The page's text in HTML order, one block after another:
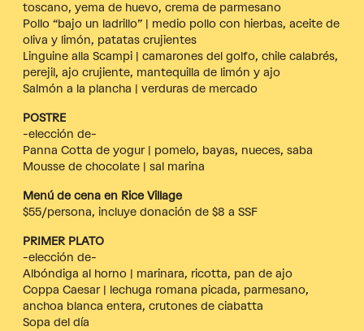
toscano, yema de huevo, crema de parmesano
Pollo “bajo un ladrillo” | medio pollo con hierbas, aceite de
oliva y limón, patatas crujientes
Linguine alla Scampi | camarones del golfo, chile calabrés,
perejil, ajo crujiente, mantequilla de limón y ajo
Salmón a la plancha | verduras de mercado
POSTRE
-elección de-
Panna Cotta de yogur | pomelo, bayas, nueces, saba
Mousse de chocolate | sal marina
Menú de cena en Rice Village
$55/persona, incluye donación de $8 a SSF
PRIMER PLATO
-elección de-
Albóndiga al horno | marinara, ricotta, pan de ajo
Coppa Caesar | lechuga romana picada, parmesano,
anchoa blanca entera, crutones de ciabatta
Sopa del día